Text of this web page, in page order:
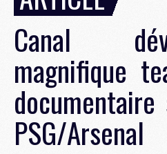
Canal
magnifique
PSG/Arsenal